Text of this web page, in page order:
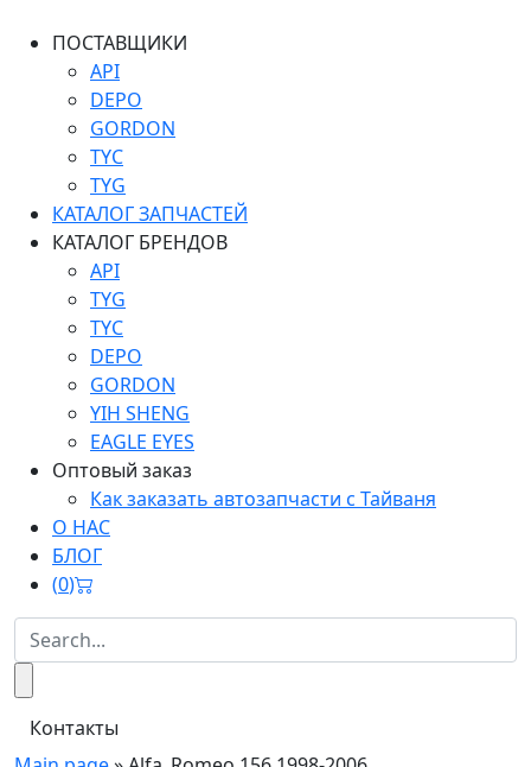
ПОСТАВЩИКИ
API
DEPO
GORDON
TYC
TYG
КАТАЛОГ ЗАПЧАСТЕЙ
КАТАЛОГ БРЕНДОВ
API
TYG
TYC
DEPO
GORDON
YIH SHENG
EAGLE EYES
Оптовый заказ
Как заказать автозапчасти с Тайваня
О НАС
БЛОГ
(0)
Контакты